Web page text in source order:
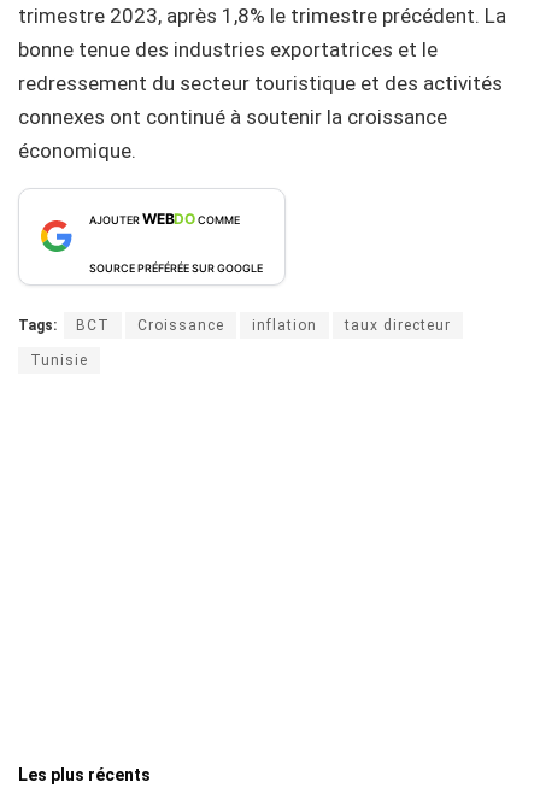
trimestre 2023, après 1,8% le trimestre précédent. La
bonne tenue des industries exportatrices et le
redressement du secteur touristique et des activités
connexes ont continué à soutenir la croissance
économique.
AJOUTERWEBDOCOMME
SOURCE PRÉFÉRÉE SUR GOOGLE
Tags: BCT Croissance inflation taux directeur
Tunisie
Les plus récents